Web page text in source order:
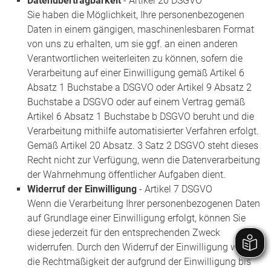
Sie haben die Möglichkeit, Ihre personenbezogenen
Daten in einem gängigen, maschinenlesbaren Format
von uns zu erhalten, um sie ggf. an einen anderen
Verantwortlichen weiterleiten zu können, sofern die
Verarbeitung auf einer Einwilligung gemäß Artikel 6
Absatz 1 Buchstabe a DSGVO oder Artikel 9 Absatz 2
Buchstabe a DSGVO oder auf einem Vertrag gemäß
Artikel 6 Absatz 1 Buchstabe b DSGVO beruht und die
Verarbeitung mithilfe automatisierter Verfahren erfolgt.
Gemäß Artikel 20 Absatz. 3 Satz 2 DSGVO steht dieses
Recht nicht zur Verfügung, wenn die Datenverarbeitung
der Wahrnehmung öffentlicher Aufgaben dient.
Widerruf der Einwilligung - Artikel 7 DSGVO
Wenn die Verarbeitung Ihrer personenbezogenen Daten
auf Grundlage einer Einwilligung erfolgt, können Sie
diese jederzeit für den entsprechenden Zweck
widerrufen. Durch den Widerruf der Einwilligung wird
die Rechtmäßigkeit der aufgrund der Einwilligung bis